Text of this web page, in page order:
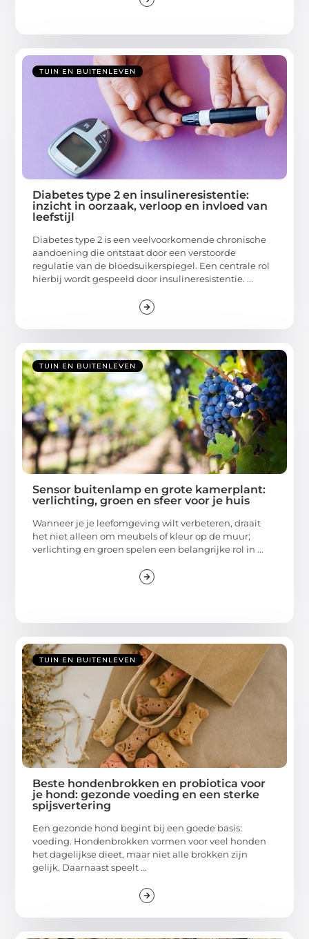
TUIN EN BUITENLEVEN
Diabetes type 2 en insulineresistentie:
inzicht in oorzaak, verloop en invloed van
leefstijl
Diabetes type 2 is een veelvoorkomende chronische
aandoening die ontstaat door een verstoorde
regulatie van de bloedsuikerspiegel. Een centrale rol
hierbij wordt gespeeld door insulineresistentie. ...
TUIN EN BUITENLEVEN
Sensor buitenlamp en grote kamerplant:
verlichting, groen en sfeer voor je huis
Wanneer je je leefomgeving wilt verbeteren, draait
het niet alleen om meubels of kleur op de muur;
verlichting en groen spelen een belangrijke rol in ...
TUIN EN BUITENLEVEN
Beste hondenbrokken en probiotica voor
je hond: gezonde voeding en een sterke
spijsvertering
Een gezonde hond begint bij een goede basis:
voeding. Hondenbrokken vormen voor veel honden
het dagelijkse dieet, maar niet alle brokken zijn
gelijk. Daarnaast speelt ...